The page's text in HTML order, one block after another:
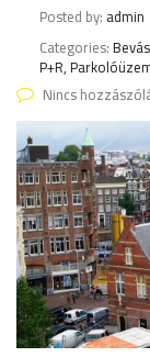
Posted by: admin
Categories:
P+R,
Nincs